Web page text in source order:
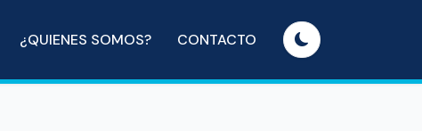
¿QUIENES SOMOS? CONTACTO